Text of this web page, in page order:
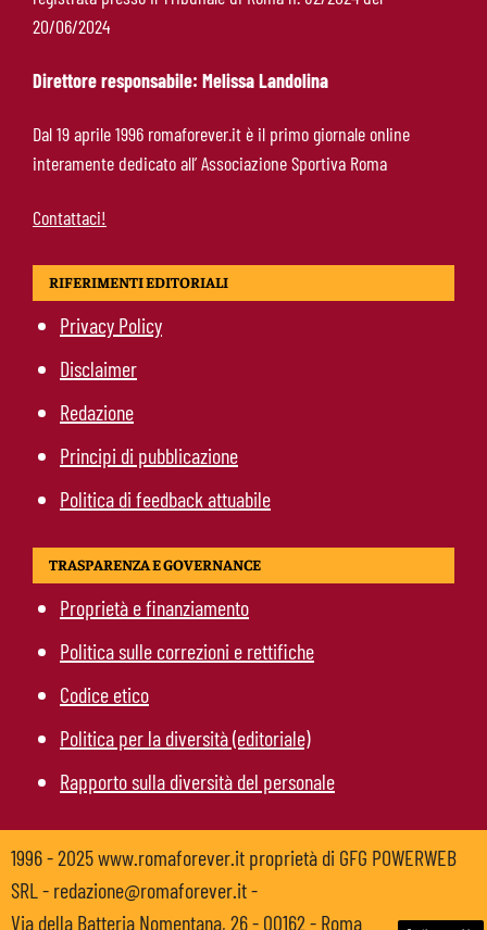
Pellegrini-Roma, è ufficiale il rinnovo: “Avanti
insieme, Lorenzo”
20/06/2024
Direttore responsabile: Melissa Landolina
Dal 19 aprile 1996 romaforever.it è il primo giornale online
interamente dedicato all’ Associazione Sportiva Roma
Contattaci!
RIFERIMENTI EDITORIALI
Privacy Policy
Disclaimer
Redazione
Principi di pubblicazione
Politica di feedback attuabile
TRASPARENZA E GOVERNANCE
Proprietà e finanziamento
Politica sulle correzioni e rettifiche
Codice etico
Politica per la diversità (editoriale)
Rapporto sulla diversità del personale
1996 - 2025 www.romaforever.it proprietà di GFG POWERWEB
SRL - redazione@romaforever.it -
Via della Batteria Nomentana, 26 - 00162 - Roma